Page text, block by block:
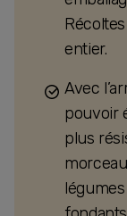
entier.
Avec
pouvoir
plus